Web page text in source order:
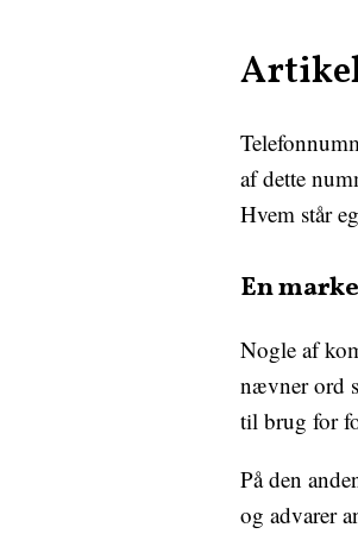
af dette
Hvem står
En
Nogle af
nævner ord
til brug for
På den
og advarer